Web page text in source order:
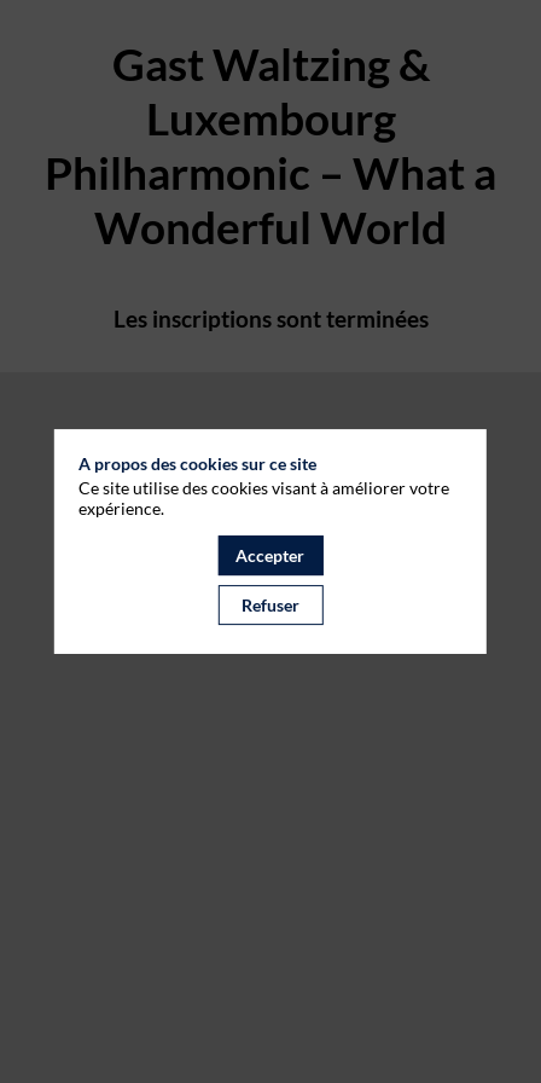
Gast Waltzing &
Luxembourg
Philharmonic – What a
Wonderful World
Les inscriptions sont terminées
A propos des cookies sur ce site
Ce site utilise des cookies visant à améliorer votre
expérience.
Accepter
Refuser